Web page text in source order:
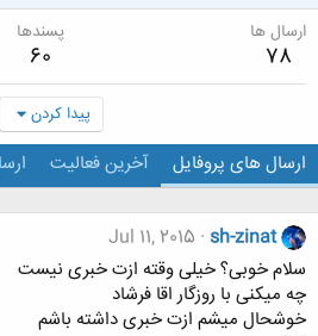
ارسال ها
78
پسندها
60
پیدا کردن
ارسال های پروفایل آخرین فعالیت
sh-zinat
Jul 11, 2015
سلام خوبی؟ خیلی وقته ازت خبری نیست
چه میکنی با روزگار اقا فرشاد
خوشحال میشم ازت خبری داشته باشم